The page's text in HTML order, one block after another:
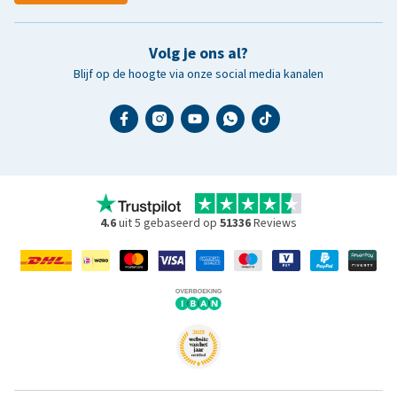
Volg je ons al?
Blijf op de hoogte via onze social media kanalen
4.6uit 5 gebaseerd op 51336Reviews